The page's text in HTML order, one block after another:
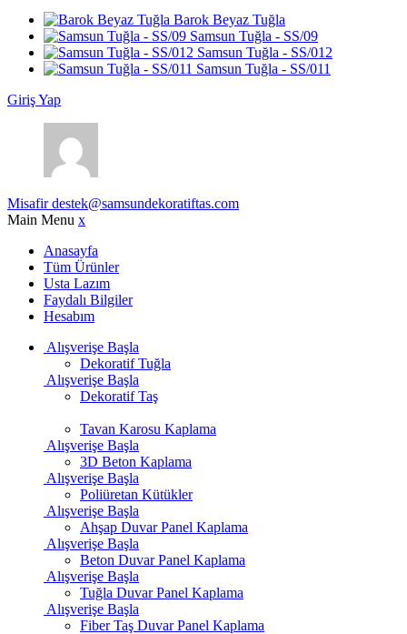
Barok Beyaz Tuğla
Samsun Tuğla - SS/09
Samsun Tuğla - SS/012
Samsun Tuğla - SS/011
Giriş Yap
Misafirdestek@samsundekoratiftas.com
Main Menu x
Anasayfa
Tüm Ürünler
Usta Lazım
Faydalı Bilgiler
Hesabım
Alışverişe Başla
Dekoratif Tuğla
Alışverişe Başla
Dekoratif Taş
Tavan Karosu Kaplama
Alışverişe Başla
3D Beton Kaplama
Alışverişe Başla
Poliüretan Kütükler
Alışverişe Başla
Ahşap Duvar Panel Kaplama
Alışverişe Başla
Beton Duvar Panel Kaplama
Alışverişe Başla
Tuğla Duvar Panel Kaplama
Alışverişe Başla
Fiber Taş Duvar Panel Kaplama